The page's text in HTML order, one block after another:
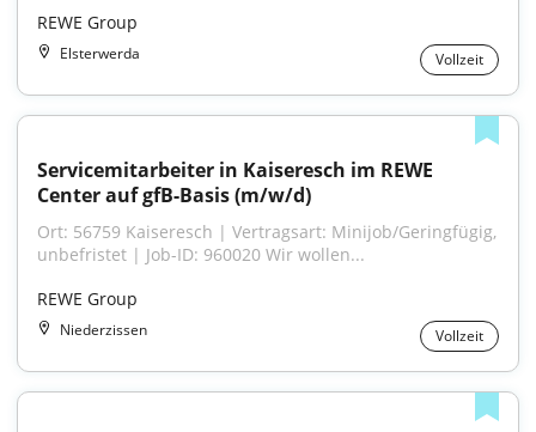
REWE Group
Elsterwerda Vollzeit
Servicemitarbeiter in Kaiseresch im REWE
Center auf gfB-Basis (m/w/d)
Ort: 56759 Kaiseresch | Vertragsart: Minijob/Geringfügig,
unbefristet | Job-ID: 960020 Wir wollen...
REWE Group
Niederzissen Vollzeit